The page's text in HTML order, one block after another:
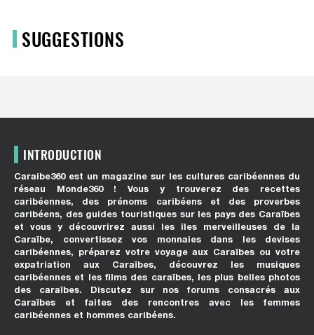
SUGGESTIONS
INTRODUCTION
Caraibe360 est un magazine sur les cultures caribéennes du
réseau Monde360 ! Vous y trouverez des recettes
caribéennes, des prénoms caribéens et des proverbes
caribéens, des guides touristiques sur les pays des Caraïbes
et vous y découvrirez aussi les îles merveilleuses de la
Caraïbe, convertissez vos monnaies dans les devises
caribéennes, préparez votre voyage aux Caraïbes ou votre
expatriation aux Caraïbes, découvrez les musiques
caribéennes et les films des caraïbes, les plus belles photos
des caraïbes. Discutez sur nos forums consacrés aux
Caraïbes et faites des rencontres avec les femmes
caribéennes et hommes caribéens.